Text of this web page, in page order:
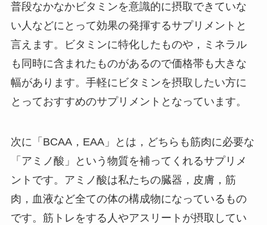
普段なかなかビタミンを意識的に摂取できていな
い人などにとって効果の発揮するサプリメントと
言えます。ビタミンに特化したものや，ミネラル
も同時に含まれたものがあるので価格帯も大きな
幅があります。手軽にビタミンを摂取したい方に
とっておすすめのサプリメントとなっています。
次に「BCAA，EAA」とは，どちらも筋肉に必要な
「アミノ酸」という物質を補ってくれるサプリメ
ントです。アミノ酸は私たちの臓器，皮膚，筋
肉，血液など全ての体の構成物になっているもの
です。筋トレをする人やアスリートが摂取してい